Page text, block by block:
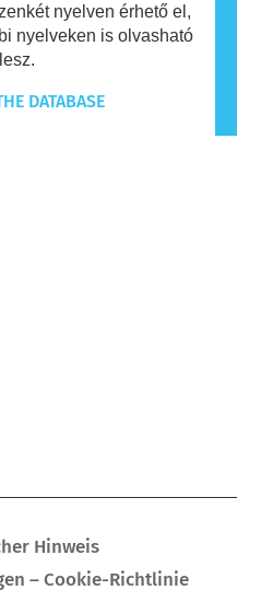
nyelven érhető el,
nyelveken is olvasható
lesz.
DATABASE
Hinweis
– Cookie-Richtlinie